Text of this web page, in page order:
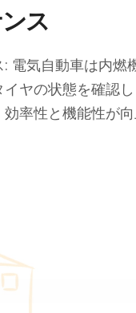
ス
電気自動車は内
ヤの状態を確認
率性と機能性が